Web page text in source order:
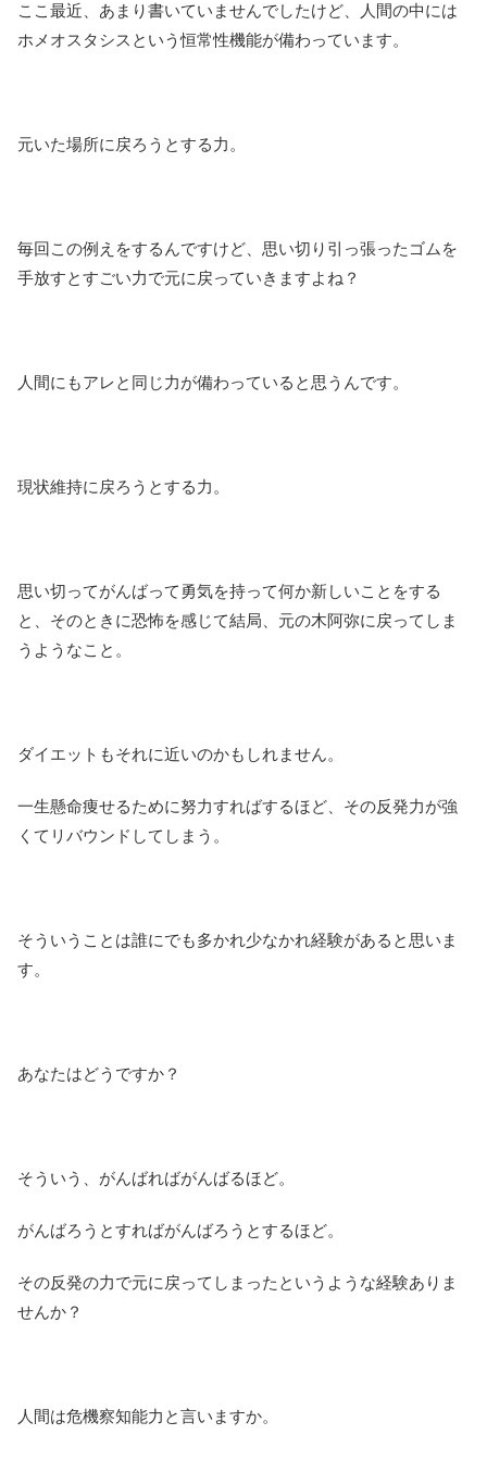
ここ最近、あまり書いていませんでしたけど、人間の中には
ホメオスタシスという恒常性機能が備わっています。
元いた場所に戻ろうとする力。
毎回この例えをするんですけど、思い切り引っ張ったゴムを
手放すとすごい力で元に戻っていきますよね？
人間にもアレと同じ力が備わっていると思うんです。
現状維持に戻ろうとする力。
思い切ってがんばって勇気を持って何か新しいことをする
と、そのときに恐怖を感じて結局、元の木阿弥に戻ってしま
うようなこと。
ダイエットもそれに近いのかもしれません。
一生懸命痩せるために努力すればするほど、その反発力が強
くてリバウンドしてしまう。
そういうことは誰にでも多かれ少なかれ経験があると思いま
す。
あなたはどうですか？
そういう、がんばればがんばるほど。
がんばろうとすればがんばろうとするほど。
その反発の力で元に戻ってしまったというような経験ありま
せんか？
人間は危機察知能力と言いますか。